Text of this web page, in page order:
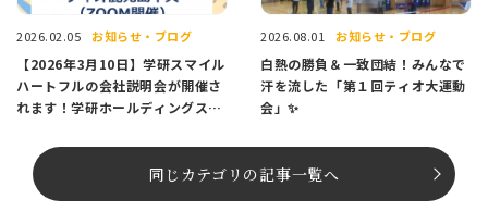
2026.02.05 お知らせ・ブログ
【2026年3月10日】学研スマイル
ハートフルの会社説明会が開催さ
れます！学研ホールディングス
つでも相談ができる支援スタッフ
も配置されており安心して働ける
環境です。
2026.08.01 お知らせ・ブログ
白熱の勝負＆一致団結！みんなで
汗を流した「第１回ティオ大運動
会」✨
同じカテゴリの記事⼀覧へ